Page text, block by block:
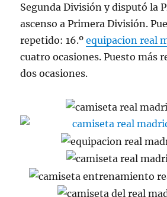
Segunda División y disputó la
ascenso a Primera División.
repetido: 16.ºequipacion real
cuatro ocasiones. Puesto más
dos ocasiones.